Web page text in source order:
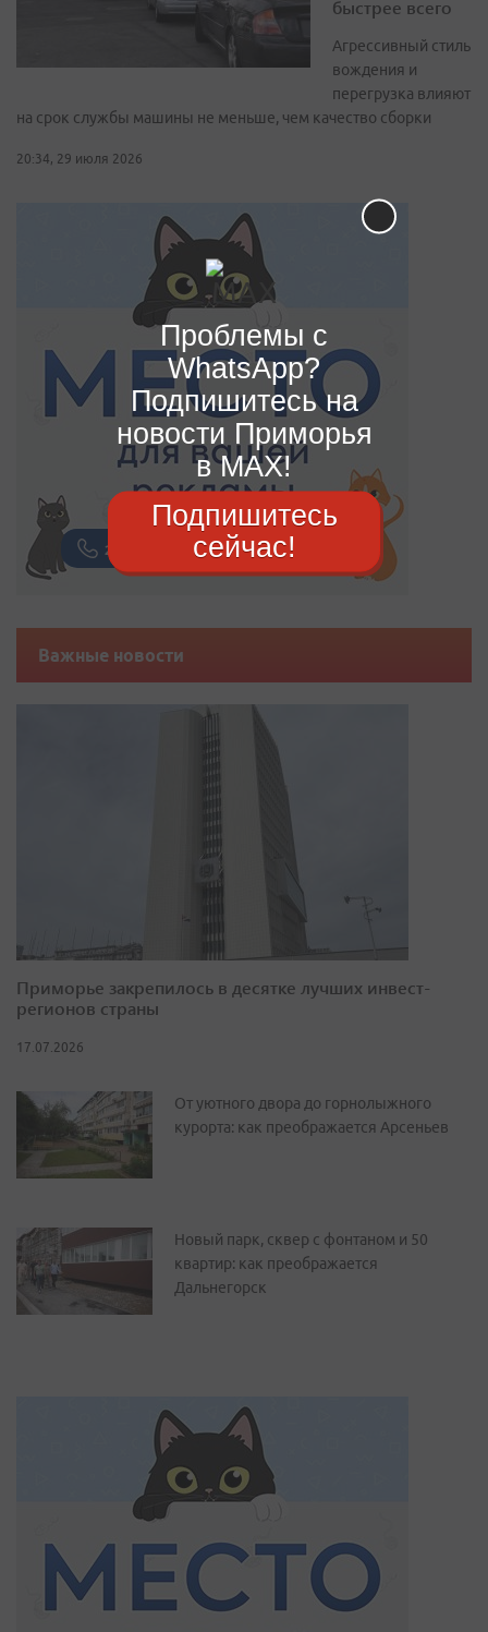
быстрее всего
Агрессивный стиль
вождения и
перегрузка влияют
на срок службы машины не меньше, чем качество сборки
20:34, 29 июля 2026
Важные новости
Приморье закрепилось в десятке лучших инвест-
регионов страны
17.07.2026
От уютного двора до горнолыжного
курорта: как преображается Арсеньев
Новый парк, сквер с фонтаном и 50
квартир: как преображается
Дальнегорск
Проблемы с
WhatsApp?
Подпишитесь на
новости Приморья
в MAX!
Подпишитесь
сейчас!